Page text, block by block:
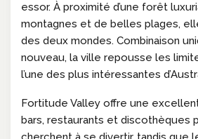
essor. À proximité d’une forêt
montagnes et de belles plages,
des deux mondes. Combinaison
nouveau, la ville repousse les
l’une des plus intéressantes
Fortitude Valley offre une
bars, restaurants et discothèques